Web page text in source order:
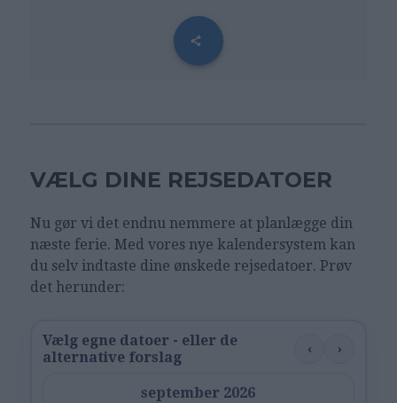
VÆLG DINE REJSEDATOER
Nu gør vi det endnu nemmere at planlægge din
næste ferie. Med vores nye kalendersystem kan
du selv indtaste dine ønskede rejsedatoer. Prøv
det herunder:
Vælg egne datoer - eller de
alternative forslag
‹ ›
september 2026